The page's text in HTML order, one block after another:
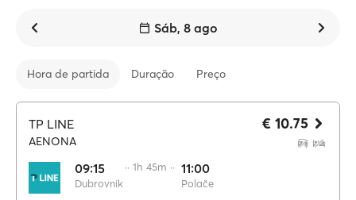
Sáb, 8 ago
Hora de partida Duração Preço
TP LINE
AENONA
09:15
Dubrovnik
·· 1h 45m ·· 11:00
Polače
€ 10.75